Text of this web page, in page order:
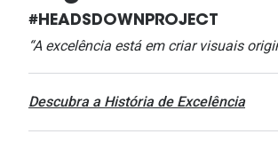
#HEADSDOWNPROJECT
“A excelência está em criar visuais
Descubra a História de Excelência